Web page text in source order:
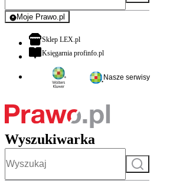
Moje Prawo.pl
- rejestracja i logowanie do serwisu
Sklep LEX.plotwiera się w nowej karcie
Księgarnia profinfo.plotwiera się w nowej karcie
Nasze serwisy
Wyszukiwarka
Szukaj